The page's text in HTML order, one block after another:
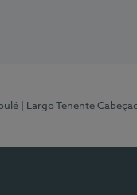
| Largo Tenente